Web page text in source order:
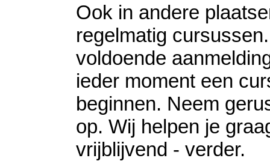
Ook in andere
regelmatig
voldoende
ieder moment een
beginnen. Neem
op. Wij helpen je
vrijblijvend - verder.